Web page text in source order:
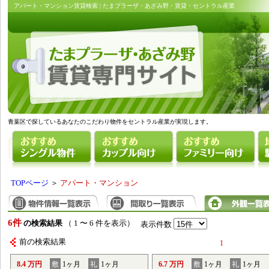
アパート・マンション賃貸検索 | たまプラーザ・あざみ野・賃貸・セントラル産業
青葉区で探しているあなたのこだわり物件をセントラル産業が実現します。
TOPページ ＞ アパート・マンション
6件 の検索結果 （ 1 〜 6 件を表示） 表示件数
前の検索結果 1
8.4 万円 敷 1ヶ月 礼 1ヶ月 6.7 万円 敷 1ヶ月 礼 1ヶ月